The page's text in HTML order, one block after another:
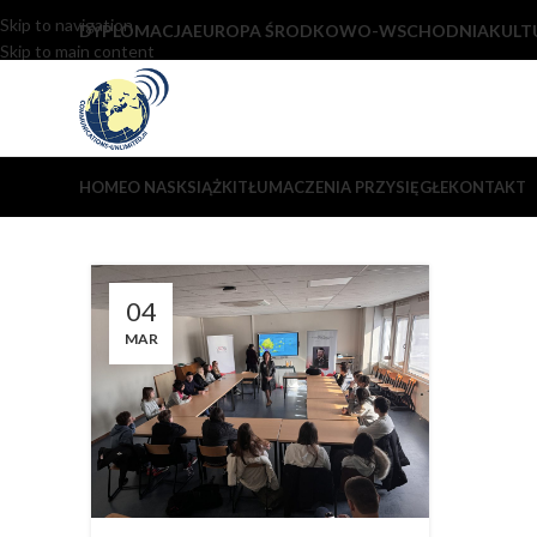
Skip to navigation
Skip to main content
DYPLOMACJAEUROPA ŚRODKOWO-WSCHODNIA
HOMEO NASKSIĄŻKITŁUMACZENIA PRZYSIĘGŁEKONTAKT
04
MAR